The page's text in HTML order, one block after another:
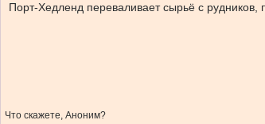
Порт-Хедленд переваливает сырьё с
Что скажете, Аноним?